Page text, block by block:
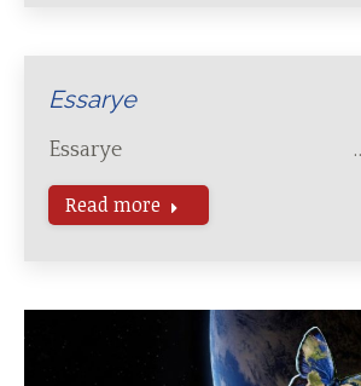
Essarye
Essarye
Read more